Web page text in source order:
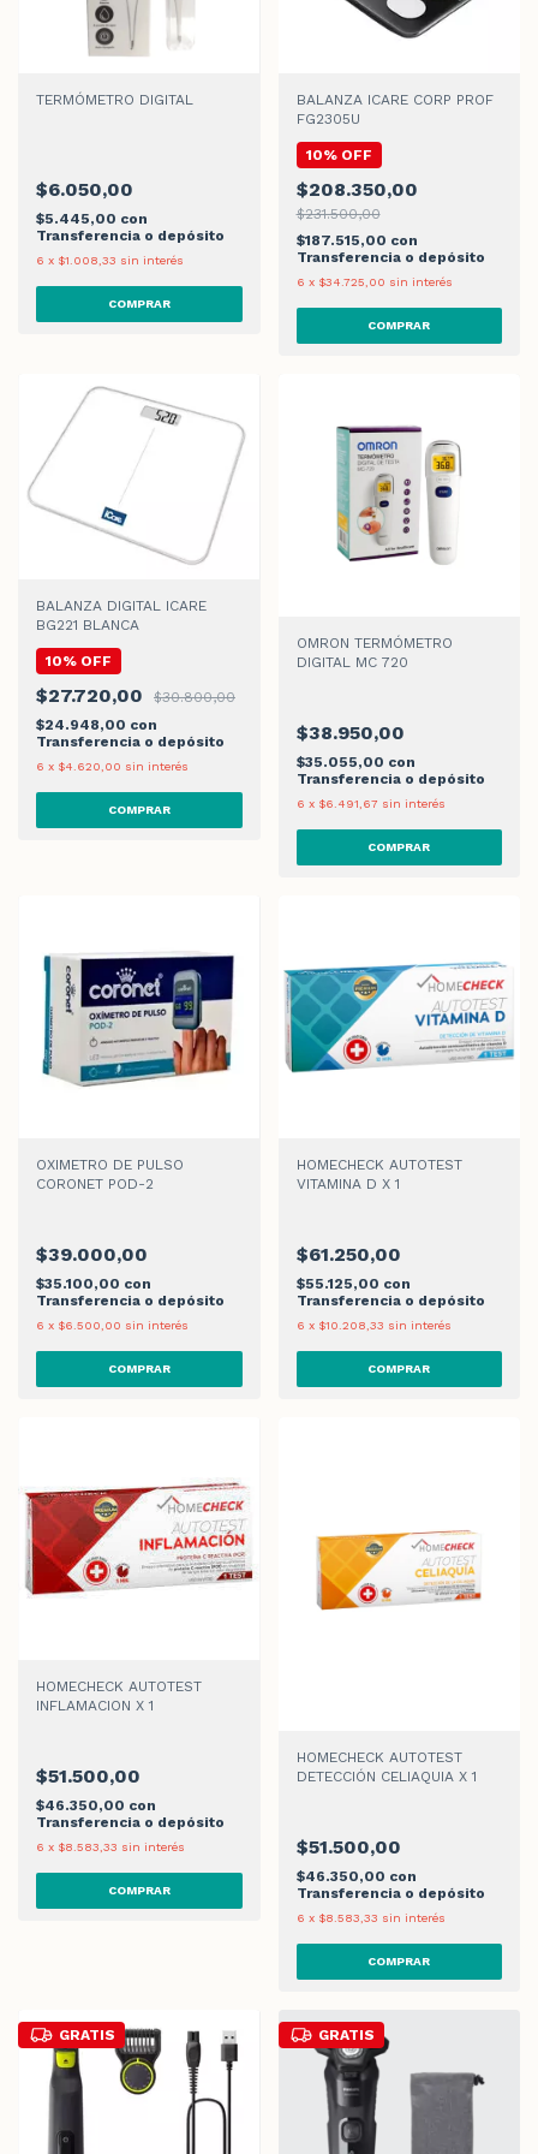
TERMÓMETRO DIGITAL
$6.050,00
$5.445,00 con
Transferencia o depósito
6 x $1.008,33 sin interés
BALANZA ICARE CORP PROF
FG2305U
10% OFF
$208.350,00
$231.500,00
$187.515,00 con
Transferencia o depósito
6 x $34.725,00 sin interés
BALANZA DIGITAL ICARE
BG221 BLANCA
10% OFF
$27.720,00
$30.800,00
$24.948,00 con
Transferencia o depósito
6 x $4.620,00 sin interés
OMRON TERMÓMETRO
DIGITAL MC 720
$38.950,00
$35.055,00 con
Transferencia o depósito
6 x $6.491,67 sin interés
OXIMETRO DE PULSO
CORONET POD-2
$39.000,00
$35.100,00 con
Transferencia o depósito
6 x $6.500,00 sin interés
HOMECHECK AUTOTEST
VITAMINA D X 1
$61.250,00
$55.125,00 con
Transferencia o depósito
6 x $10.208,33 sin interés
HOMECHECK AUTOTEST
INFLAMACION X 1
$51.500,00
$46.350,00 con
Transferencia o depósito
6 x $8.583,33 sin interés
HOMECHECK AUTOTEST
DETECCIÓN CELIAQUIA X 1
$51.500,00
$46.350,00 con
Transferencia o depósito
6 x $8.583,33 sin interés
GRATIS GRATIS